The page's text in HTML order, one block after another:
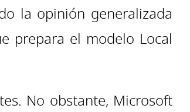
la opinión generalizada
prepara el modelo Local
No obstante, Microsoft